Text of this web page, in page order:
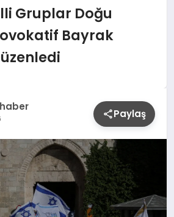
Gruplar Doğu
Bayrak
Paylaş